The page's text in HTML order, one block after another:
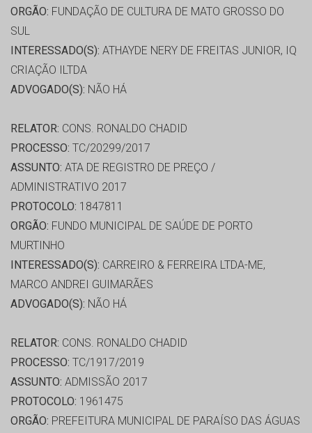
ORGÃO: FUNDAÇÃO DE CULTURA DE MATO GROSSO DO
SUL
INTERESSADO(S): ATHAYDE NERY DE FREITAS JUNIOR, IQ
CRIAÇÃO ILTDA
ADVOGADO(S): NÃO HÁ
RELATOR: CONS. RONALDO CHADID
PROCESSO: TC/20299/2017
ASSUNTO: ATA DE REGISTRO DE PREÇO /
ADMINISTRATIVO 2017
PROTOCOLO: 1847811
ORGÃO: FUNDO MUNICIPAL DE SAÚDE DE PORTO
MURTINHO
INTERESSADO(S): CARREIRO & FERREIRA LTDA-ME,
MARCO ANDREI GUIMARÃES
ADVOGADO(S): NÃO HÁ
RELATOR: CONS. RONALDO CHADID
PROCESSO: TC/1917/2019
ASSUNTO: ADMISSÃO 2017
PROTOCOLO: 1961475
ORGÃO: PREFEITURA MUNICIPAL DE PARAÍSO DAS ÁGUAS